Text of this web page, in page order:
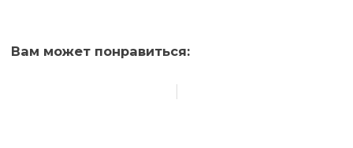
Вам может понравиться: